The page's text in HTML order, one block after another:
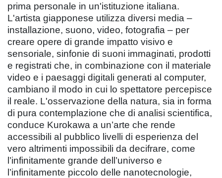
prima personale in un'istituzione italiana.
L'artista giapponese utilizza diversi media –
installazione, suono, video, fotografia – per
creare opere di grande impatto visivo e
sensoriale, sinfonie di suoni immaginati, prodotti
e registrati che, in combinazione con il materiale
video e i paesaggi digitali generati al computer,
cambiano il modo in cui lo spettatore percepisce
il reale. L'osservazione della natura, sia in forma
di pura contemplazione che di analisi scientifica,
conduce Kurokawa a un’arte che rende
accessibili al pubblico livelli di esperienza del
vero altrimenti impossibili da decifrare, come
l’infinitamente grande dell’universo e
l’infinitamente piccolo delle nanotecnologie,